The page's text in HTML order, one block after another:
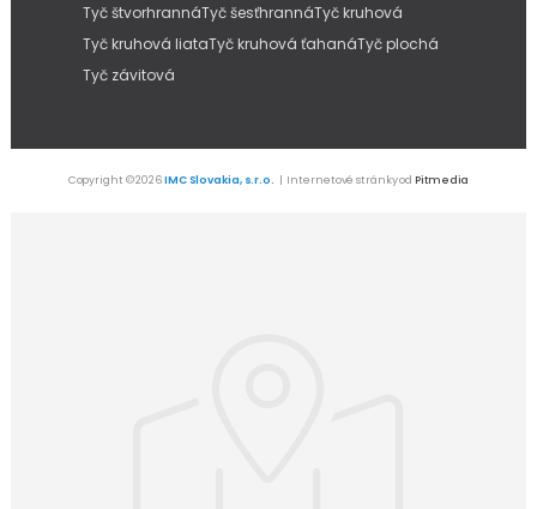
Tyč štvorhrannáTyč šesťhrannáTyč kruhová
Tyč kruhová liataTyč kruhová ťahanáTyč plochá
Tyč závitová
Copyright © 2026IMC Slovakia, s.r.o. | Internetové stránky od Pitmedia